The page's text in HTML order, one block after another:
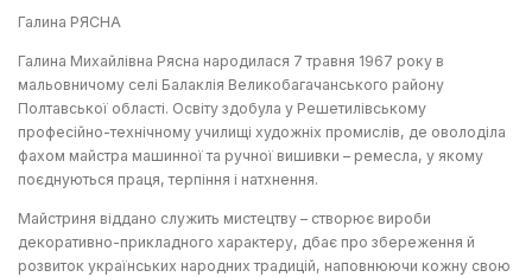
Галина РЯСНА
Галина Михайлівна Рясна народилася 7 травня 1967 року в
мальовничому селі Балаклія Великобагачанського району
Полтавської області. Освіту здобула у Решетилівському
професійно-технічному училищі художніх промислів, де оволоділа
фахом майстра машинної та ручної вишивки – ремесла, у якому
поєднуються праця, терпіння і натхнення.
Майстриня віддано служить мистецтву – створює вироби
декоративно-прикладного характеру, дбає про збереження й
розвиток українських народних традицій, наповнюючи кожну свою